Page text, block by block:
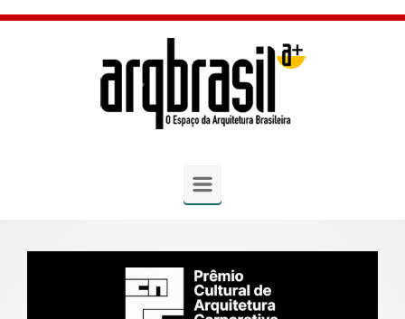
Skip to main content